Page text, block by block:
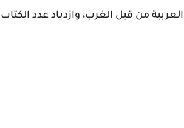
من قبل الغرب، وازدياد عدد الكتاب